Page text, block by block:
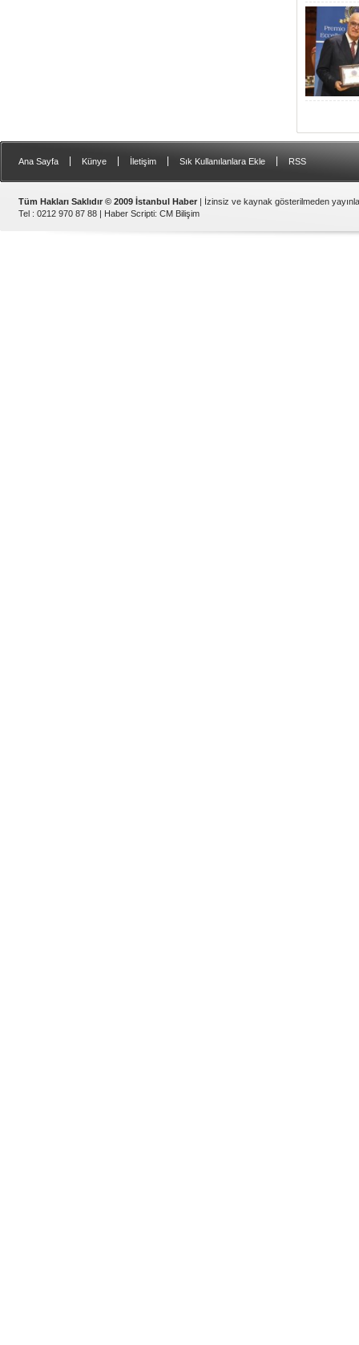
Ana Sayfa Künye İletişim Sık Kullanılanlara Ekle RSS
Tüm Hakları Saklıdır © 2009 İstanbul Haber | İzinsiz ve kaynak gösterilmeden
Tel : 0212 970 87 88 | Haber Scripti: CM Bilişim